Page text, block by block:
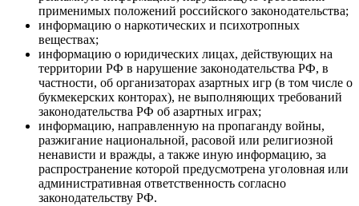
применимых положений российского законодательства;
информацию о наркотических и психотропных
веществах;
информацию о юридических лицах, действующих на
территории РФ в нарушение законодательства РФ, в
частности, об организаторах азартных игр (в том числе о
букмекерских конторах), не выполняющих требований
законодательства РФ об азартных играх;
информацию, направленную на пропаганду войны,
разжигание национальной, расовой или религиозной
ненависти и вражды, а также иную информацию, за
распространение которой предусмотрена уголовная или
административная ответственность согласно
законодательству РФ.